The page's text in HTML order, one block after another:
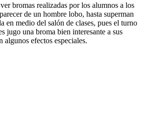
bromas realizadas por los alumnos a los
de un hombre lobo, hasta superman
en medio del salón de clases, pues el turno
jugo una broma bien interesante a sus
algunos efectos especiales.